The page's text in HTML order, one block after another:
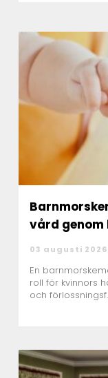
vård genom
03 augusti
En
roll för kvinnors
och